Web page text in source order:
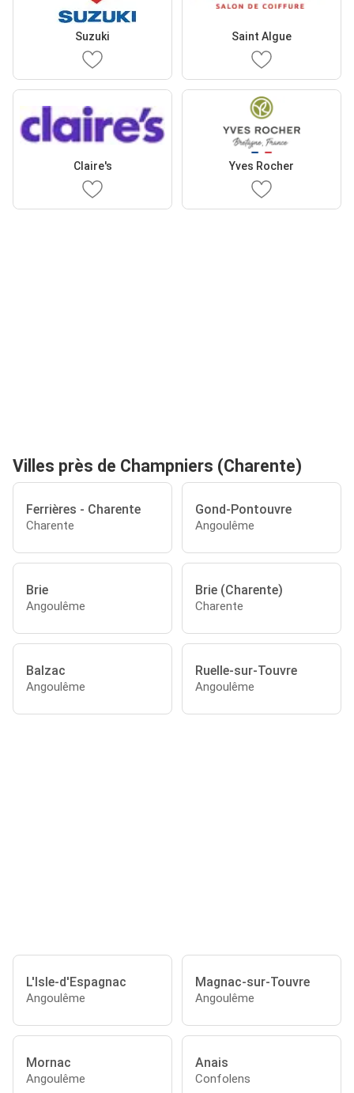
Suzuki Saint Algue
Claire's Yves Rocher
Villes près de Champniers (Charente)
Ferrières - Charente
Charente
Gond-Pontouvre
Angoulême
Brie
Angoulême
Brie (Charente)
Charente
Balzac
Angoulême
Ruelle-sur-Touvre
Angoulême
L'Isle-d'Espagnac
Angoulême
Magnac-sur-Touvre
Angoulême
Mornac
Angoulême
Anais
Confolens